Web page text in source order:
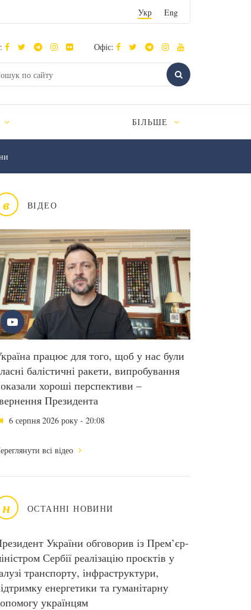
Укр Eng
Офіс:
БІЛЬШЕ
в ВІДЕО
працює для того, щоб у нас були
балістичні ракети, випробування
хороші перспективи –
Президента
6 серпня 2026 року - 20:08
всі відео
н ОСТАННІ НОВИНИ
України обговорив із Прем’єр-
Сербії реалізацію проєктів у
транспорту, інфраструктури,
енергетики та гуманітарну
українцям